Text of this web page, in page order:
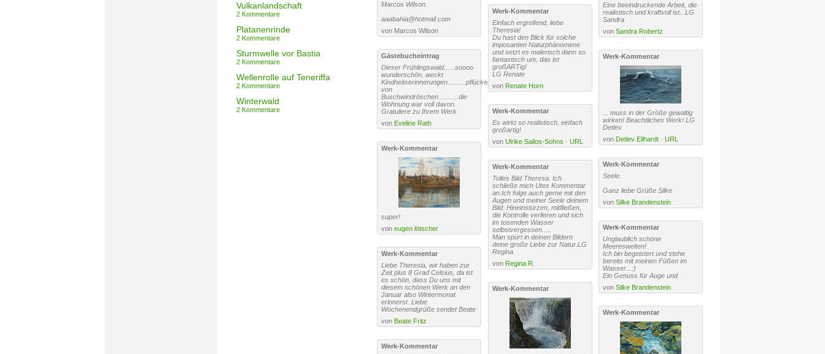
Vulkanlandschaft
2 Kommentare
Platanenrinde
2 Kommentare
Sturmwelle vor Bastia
2 Kommentare
Wellenrolle auf Teneriffa
2 Kommentare
Winterwald
2 Kommentare
Marcos Wilson.
aaabahia@hotmail.com
von Marcos Wilson
Gästebucheintrag
Dieser Frühlingswald......soooo
wunderschön, weckt
Kindheitserinnerungen..........pflücken
von
Buschwindröschen...........die
Wohnung war voll davon.
Gratuliere zu Ihrem Werk
von Eveline Rath
Werk-Kommentar
super!
voneugen lötscher
Werk-Kommentar
Liebe Theresia, wir haben zur
Zeit plus 8 Grad Celsius, da ist
es schön, dass Du uns mit
diesem schönen Werk an den
Januar also Wintermonat
erinnerst. Liebe
Wochenendgrüße sendet Beate
von Beate Fritz
Werk-Kommentar
Werk-Kommentar
Einfach ergreifend, liebe
Theresia!
Du hast den Blick für solche
imposanten Naturphänomene
und setzt es malerisch dann so
fantastisch um, das ist
großARTig!
LG Renate
von Renate Horn
Werk-Kommentar
Es wirkt so realistisch, einfach
großartig!
von Ulrike Sallos-Sohns · URL
Werk-Kommentar
Tolles Bild Theresa. Ich
schließe mich Utes Kommentar
an.Ich folge auch gerne mit den
Augen und meiner Seele deinem
Bild: Hineinstürzen, mitfließen,
die Kontrolle verlieren und sich
im tosenden Wasser
selbstvergessen.....
Man spürt in deinen Bildern
deine große Liebe zur Natur.LG
Regina
von Regina R.
Werk-Kommentar
Eine beeindruckende Arbeit, die
realistisch und kraftvoll ist...LG
Sandra
von Sandra Robertz
Werk-Kommentar
... muss in der Größe gewaltig
wirken! Beachtliches Werk! LG
Detlev
von Detlev Eilhardt· URL
Werk-Kommentar
Seele.
Ganz liebe Grüße Silke
von Silke Brandenstein
Werk-Kommentar
Unglaublich schöne
Meereswelten!
Ich bin begeistert und stehe
bereits mit meinen Füßen im
Wasser...:)
Ein Genuss für Auge und
von Silke Brandenstein
Werk-Kommentar